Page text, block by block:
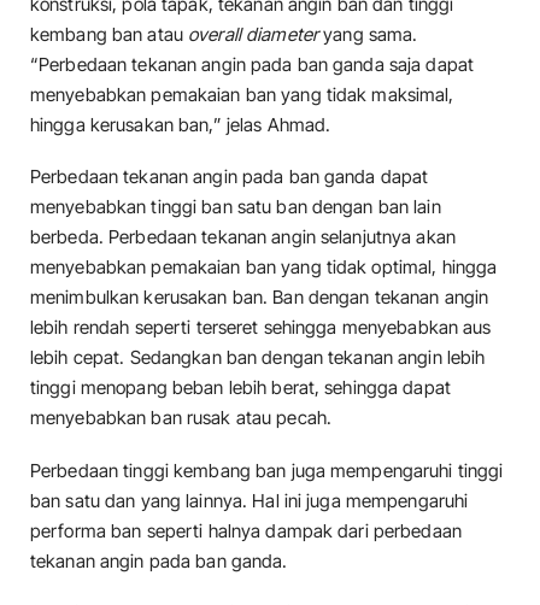
kembang ban atau overall diameteryang sama.
“Perbedaan tekanan angin pada ban ganda saja dapat
menyebabkan pemakaian ban yang tidak maksimal,
hingga kerusakan ban,” jelas Ahmad.
Perbedaan tekanan angin pada ban ganda dapat
menyebabkan tinggi ban satu ban dengan ban lain
berbeda. Perbedaan tekanan angin selanjutnya akan
menyebabkan pemakaian ban yang tidak optimal, hingga
menimbulkan kerusakan ban. Ban dengan tekanan angin
lebih rendah seperti terseret sehingga menyebabkan aus
lebih cepat. Sedangkan ban dengan tekanan angin lebih
tinggi menopang beban lebih berat, sehingga dapat
menyebabkan ban rusak atau pecah.
Perbedaan tinggi kembang ban juga mempengaruhi tinggi
ban satu dan yang lainnya. Hal ini juga mempengaruhi
performa ban seperti halnya dampak dari perbedaan
tekanan angin pada ban ganda.